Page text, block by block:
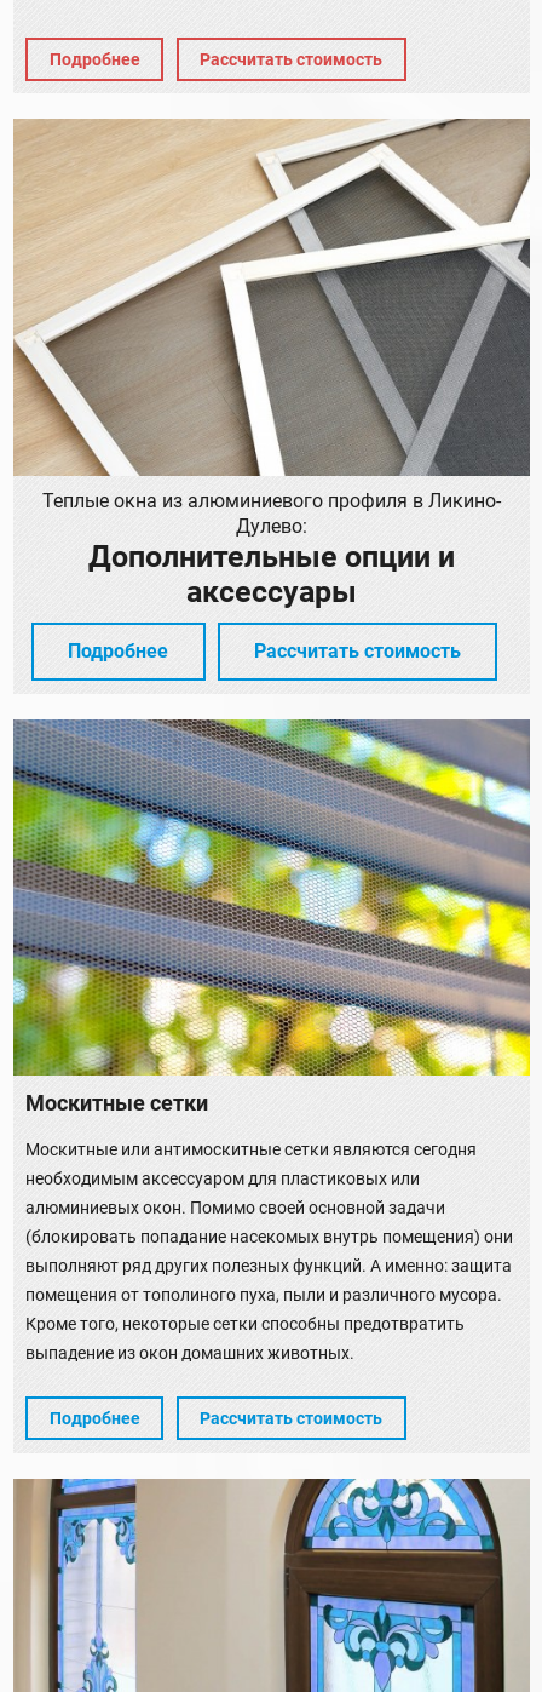
Подробнее Рассчитать стоимость
Теплые окна из алюминиевого профиля в Ликино-
Дулево:
Дополнительные опции и
аксессуары
Подробнее Рассчитать стоимость
Москитные сетки
Москитные или антимоскитные сетки являются сегодня
необходимым аксессуаром для пластиковых или
алюминиевых окон. Помимо своей основной задачи
(блокировать попадание насекомых внутрь помещения) они
выполняют ряд других полезных функций. А именно: защита
помещения от тополиного пуха, пыли и различного мусора.
Кроме того, некоторые сетки способны предотвратить
выпадение из окон домашних животных.
Подробнее Рассчитать стоимость